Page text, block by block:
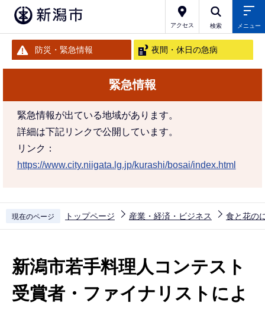
アクセス 検索 メニュー
防災・緊急情報 夜間・休日の急病
緊急情報
緊急情報が出ている地域があります。
詳細は下記リンクで公開しています。
リンク：
https://www.city.niigata.lg.jp/kurashi/bosai/index.html
現在のページ トップページ 産業・経済・ビジネス 食と花の
新潟市若手料理人コンテスト
受賞者・ファイナリストによ